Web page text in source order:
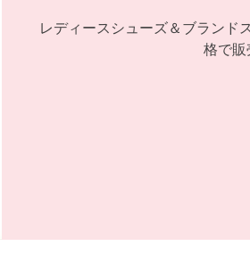
レディースシューズ＆ブランド
格で販